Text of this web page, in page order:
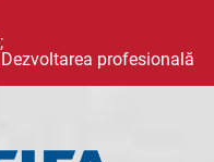
profesională